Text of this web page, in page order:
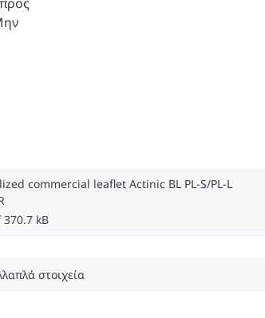
commercial leaflet Actinic BL PL-S/PL-L
kB
στοιχεία